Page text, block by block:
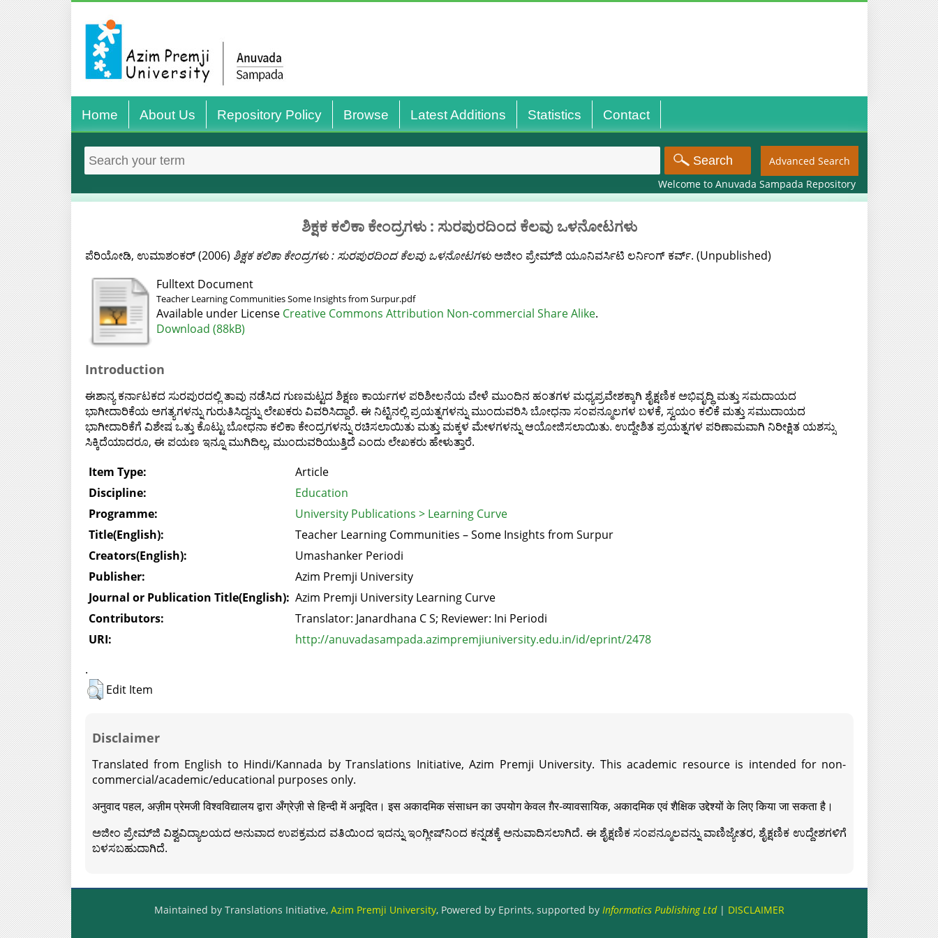
Home About Us Repository Policy Browse Latest Additions Statistics Contact
Advanced Search
Welcome to Anuvada Sampada Repository
ಶಿಕ್ಷಕ ಕಲಿಕಾ ಕೇಂದ್ರಗಳು : ಸುರಪುರದಿಂದ ಕೆಲವು ಒಳನೋಟಗಳು
ಪೆರಿಯೋಡಿ, ಉಮಾಶಂಕರ್‌(2006) ಶಿಕ್ಷಕ ಕಲಿಕಾ ಕೇಂದ್ರಗಳು : ಸುರಪುರದಿಂದ ಕೆಲವು ಒಳನೋಟಗಳುಅಜೀಂ ಪ್ರೇಮ್‌ಜಿ ಯೂನಿವರ್ಸಿಟಿ ಲರ್ನಿಂಗ್ ಕರ್ವ್. (Unpublished)
Fulltext Document
Teacher Learning Communities Some Insights from Surpur.pdf
Available under License Creative Commons Attribution Non-commercial Share Alike.
Download (88kB)
Introduction
ಈಶಾನ್ಯ ಕರ್ನಾಟಕದ ಸುರಪುರದಲ್ಲಿ ತಾವು ನಡೆಸಿದ ಗುಣಮಟ್ಟದ ಶಿಕ್ಷಣ ಕಾರ್ಯಗಳ ಪರಿಶೀಲನೆಯ ವೇಳೆ ಮುಂದಿನ ಹಂತಗಳ ಮಧ್ಯಪ್ರವೇಶಕ್ಕಾಗಿ ಶೈಕ್ಷಣಿಕ ಅಭಿವೃದ್ಧಿ ಮತ್ತು ಸಮದಾಯದ
ಭಾಗೀದಾರಿಕೆಯ ಅಗತ್ಯಗಳನ್ನು ಗುರುತಿಸಿದ್ದನ್ನು ಲೇಖಕರು ವಿವರಿಸಿದ್ದಾರೆ. ಈ ನಿಟ್ಟಿನಲ್ಲಿ ಪ್ರಯತ್ನಗಳನ್ನು ಮುಂದುವರಿಸಿ ಬೋಧನಾ ಸಂಪನ್ಮೂಲಗಳ ಬಳಕೆ, ಸ್ವಯಂ ಕಲಿಕೆ ಮತ್ತು ಸಮುದಾಯದ
ಭಾಗೀದಾರಿಕೆಗೆ ವಿಶೇಷ ಒತ್ತು ಕೊಟ್ಟು ಬೋಧನಾ ಕಲಿಕಾ ಕೇಂದ್ರಗಳನ್ನು ರಚಿಸಲಾಯಿತು ಮತ್ತು ಮಕ್ಕಳ ಮೇಳಗಳನ್ನು ಆಯೋಜಿಸಲಾಯಿತು. ಉದ್ದೇಶಿತ ಪ್ರಯತ್ನಗಳ ಪರಿಣಾಮವಾಗಿ ನಿರೀಕ್ಷಿತ ಯಶಸ್ಸು
ಸಿಕ್ಕಿದೆಯಾದರೂ, ಈ ಪಯಣ ಇನ್ನೂ ಮುಗಿದಿಲ್ಲ, ಮುಂದುವರಿಯುತ್ತಿದೆ ಎಂದು ಲೇಖಕರು ಹೇಳುತ್ತಾರೆ.
Item Type:
Article
Discipline:
Education
Programme:
University Publications > Learning Curve
Title(English):
Teacher Learning Communities – Some Insights from Surpur
Creators(English):
Umashanker Periodi
Publisher:
Azim Premji University
Journal or Publication Title(English): Azim Premji University Learning Curve
Contributors:
Translator: Janardhana C S; Reviewer: Ini Periodi
URI:
http://anuvadasampada.azimpremjiuniversity.edu.in/id/eprint/2478
.
Edit Item
Disclaimer
Translated from English to Hindi/Kannada by Translations Initiative, Azim Premji University. This academic resource is intended for non-
commercial/academic/educational purposes only.
अनुवाद पहल, अज़ीम प्रेमजी विश्वविद्यालय द्वारा अँग्रेज़ी से हिन्दी में अनूदित। इस अकादमिक संसाधन का उपयोग केवल ग़ैर-व्यावसायिक, अकादमिक एवं शैक्षिक उद्देश्यों के लिए किया जा सकता है।
ಅಜೀಂ ಪ್ರೇಮ್‍ಜಿ ವಿಶ್ವವಿದ್ಯಾಲಯದ ಅನುವಾದ ಉಪಕ್ರಮದ ವತಿಯಿಂದ ಇದನ್ನು ಇಂಗ್ಲೀಷ್‍ನಿಂದ ಕನ್ನಡಕ್ಕೆ ಅನುವಾದಿಸಲಾಗಿದೆ. ಈ ಶೈಕ್ಷಣಿಕ ಸಂಪನ್ಮೂಲವನ್ನು ವಾಣಿಜ್ಯೇತರ, ಶೈಕ್ಷಣಿಕ ಉದ್ದೇಶಗಳಿಗೆ
ಬಳಸಬಹುದಾಗಿದೆ.
Maintained by Translations Initiative, Azim Premji University, Powered by Eprints, supported by Informatics Publishing Ltd| DISCLAIMER